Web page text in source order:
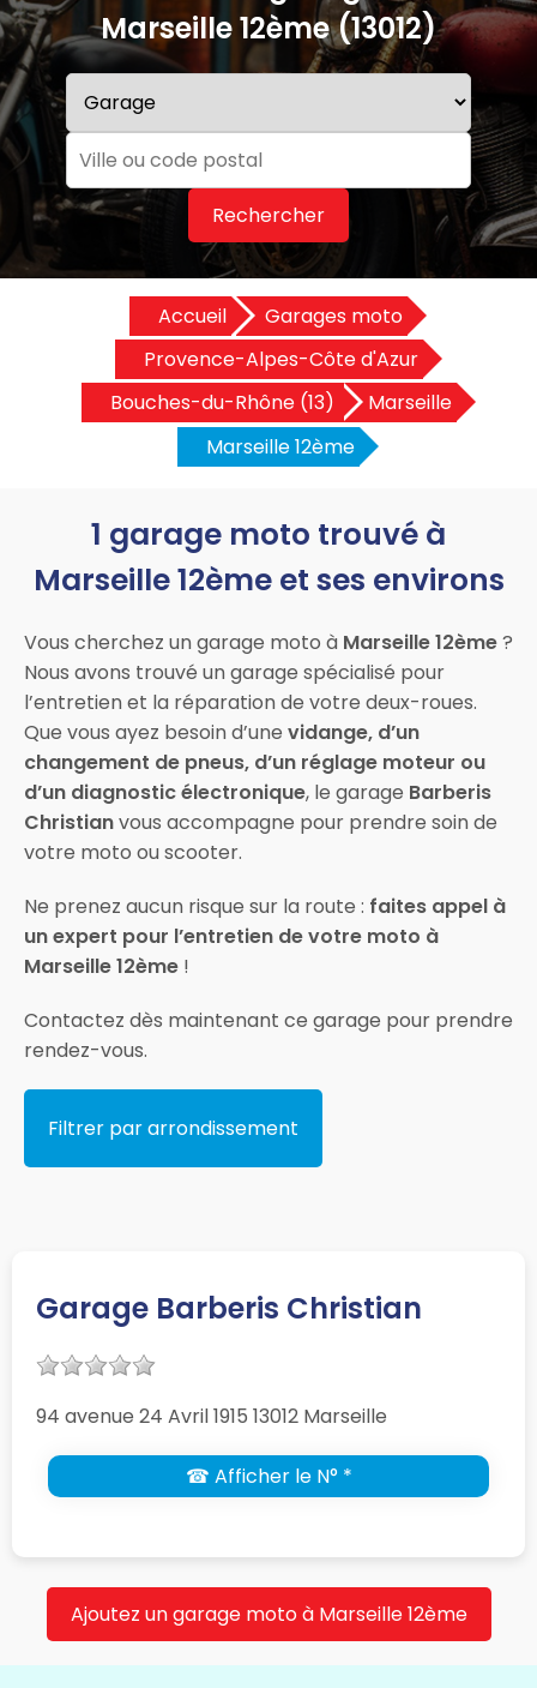
Marseille 12ème (13012)
Rechercher
Accueil
Garages moto
Provence-Alpes-Côte d'Azur
Bouches-du-Rhône (13)
Marseille
Marseille 12ème
1 garage moto trouvé à
Marseille 12ème et ses environs
Vous cherchez un garage moto à Marseille 12ème?
Nous avons trouvé un garage spécialisé pour
l’entretien et la réparation de votre deux-roues.
Que vous ayez besoin d’une vidange, d’un
changement de pneus, d’un réglage moteur ou
d’un diagnostic électronique, le garage Barberis
Christianvous accompagne pour prendre soin de
votre moto ou scooter.
Ne prenez aucun risque sur la route : faites appel à
un expert pour l’entretien de votre moto à
Marseille 12ème !
Contactez dès maintenant ce garage pour prendre
rendez-vous.
Filtrer par arrondissement
Garage Barberis Christian
94 avenue 24 Avril 1915 13012 Marseille
☎ Afficher le N° *
Ajoutez un garage moto à Marseille 12ème